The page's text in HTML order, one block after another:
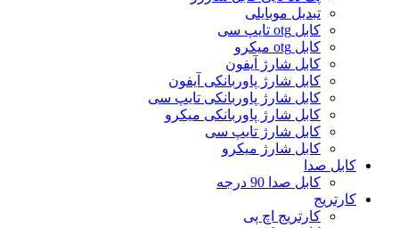
تبدیل موبایلی
کابل otg تایپ سی
کابل otg میکرو
کابل شارژ آیفون
کابل شارژ پاوربانکی آیفون
کابل شارژ پاوربانکی تایپ سی
کابل شارژ پاوربانکی میکرو
کابل شارژ تایپ سی
کابل شارژ میکرو
کابل صدا
کابل صدا 90 درجه
کارتریج
کارتریج اچ پی